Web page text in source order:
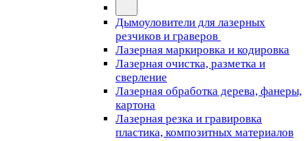
Дымоуловители для лазерных
резчиков и граверов
Лазерная маркировка и кодировка
Лазерная очистка, разметка и
сверление
Лазерная обработка дерева, фанеры,
картона
Лазерная резка и гравировка
пластика, композитных материалов